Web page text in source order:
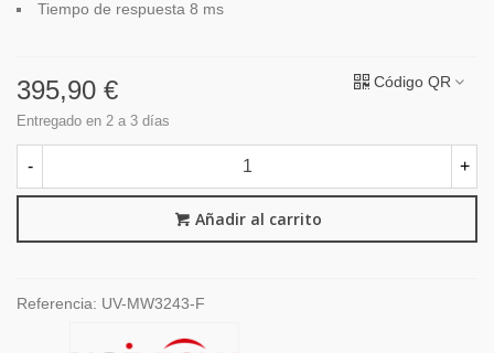
Tiempo de respuesta 8 ms
395,90 €
Entregado en 2 a 3 días
Código QR
- +
Añadir al carrito
Referencia: UV-MW3243-F